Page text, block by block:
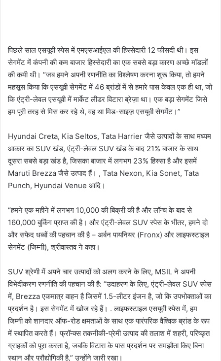
पिछले साल एसयूवी स्पेस में एमएसआईएल की हिस्सेदारी 12 फीसदी थी। इस
सेगमेंट में कंपनी की कम बाजार हिस्सेदारी का एक सबसे बड़ा कारण अच्छे मॉडलों
की कमी थी। “जब हमने अपनी रणनीति का विश्लेषण करना शुरू किया, तो हमने
महसूस किया कि एसयूवी सेगमेंट में 46 ब्रांडों में से हमारे पास केवल एक ही था, जो
कि एंट्री-लेवल एसयूवी में मार्केट लीडर विटारा ब्रेज़ा था। एक बड़ा सेगमेंट जिसे
हम पूरी तरह से मिस कर रहे थे, वह था मिड-साइज़ एसयूवी सेगमेंट।”
Hyundai Creta, Kia Seltos, Tata Harrier जैसे उत्पादों के साथ मध्यम
आकार का SUV खंड, एंट्री-लेवल SUV खंड के बाद 21% बाजार के साथ
दूसरा सबसे बड़ा खंड है, जिसका बाजार में लगभग 23% हिस्सा है और इसमें
Maruti Brezza जैसे उत्पाद हैं। , Tata Nexon, Kia Sonet, Tata
Punch, Hyundai Venue आदि।
“हमने एक महीने में लगभग 10,000 की बिक्री की है और लॉन्च के बाद से
160,000 बुकिंग प्राप्त की है। और एंट्री-लेवल SUV स्पेस के भीतर, हमने दो
और सफेद धब्बों की पहचान की है – अर्बन पायनियर (Fronx) और लाइफस्टाइल
सेगमेंट (जिम्नी), श्रीवास्तव ने कहा।
SUV श्रेणी में अपने चार उत्पादों को अलग करने के लिए, MSIL ने अपनी
विभेदीकरण रणनीति की पहचान की है: “उदाहरण के लिए, एंट्री-लेवल SUV स्पेस
में, Brezza एकमात्र वाहन है जिसमें 1.5-लीटर इंजन है, जो कि उपभोक्ताओं का
प्रदर्शन है। इस सेगमेंट में खोज रहे हैं। . लाइफस्टाइल एसयूवी स्पेस में, हम
जिम्नी को शानदार ऑफ-रोड क्षमताओं के साथ एक पारंपरिक वैश्विक ब्रांड के रूप
में स्थापित करते हैं। फ्रॉन्क्स तकनीकी-प्रेमी उत्पाद की तलाश में शहरी, परिष्कृत
ग्राहकों को पूरा करता है, जबकि विटारा के पास प्रदर्शन पर समझौता किए बिना
स्थान और प्रौद्योगिकी है,” उन्होंने जारी रखा।